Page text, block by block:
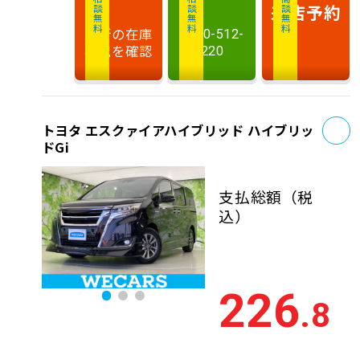
相談無料
最新の在庫
状況を確認
相談無料
0120-512-
220
商談無料
来店予約
トヨタ エスクァイアハイブリッド ハイブリッ
ドGi
支払総額 （税
込）
226.8